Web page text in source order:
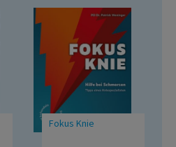
Fokus Knie